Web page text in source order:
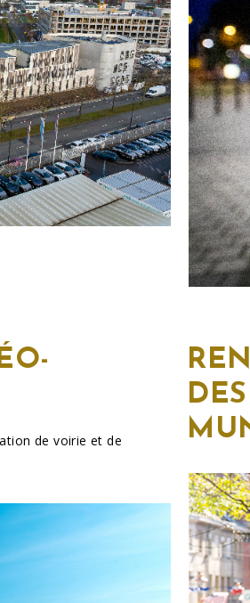
de voirie et de